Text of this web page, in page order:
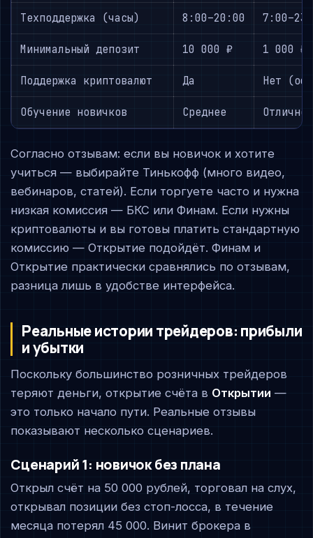
Техподдержка (часы) 8:00–20:00
Минимальный депозит 10 000 ₽ 1 000 ₽
Поддержка криптовалют Да Нет
Обучение новичков Среднее Отличное
Согласно отзывам: если вы новичок и хотите
учиться — выбирайте Тинькофф (много видео,
вебинаров, статей). Если торгуете часто и нужна
низкая комиссия — БКС или Финам. Если нужны
криптовалюты и вы готовы платить стандартную
комиссию — Открытие подойдёт. Финам и
Открытие практически сравнялись по отзывам,
разница лишь в удобстве интерфейса.
Реальные истории трейдеров: прибыли
и убытки
Поскольку большинство розничных трейдеров
теряют деньги, открытие счёта в Открытии —
это только начало пути. Реальные отзывы
показывают несколько сценариев.
Сценарий 1: новичок без плана
Открыл счёт на 50 000 рублей, торговал на слух,
открывал позиции без стоп-лосса, в течение
месяца потерял 45 000. Винит брокера в